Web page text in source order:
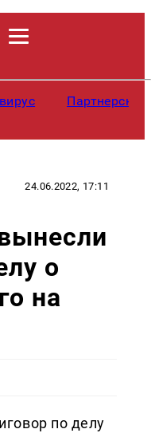
24.06.2022, 17:11
о
на
по делу